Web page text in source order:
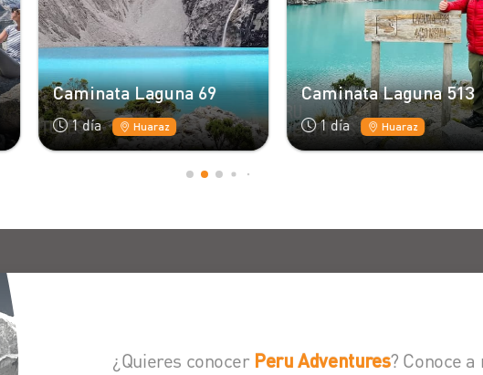
Laguna 69
día Huaraz
Caminata Laguna 513
1 día Huaraz
¿Quieres conocer Peru Adventures? Conoce